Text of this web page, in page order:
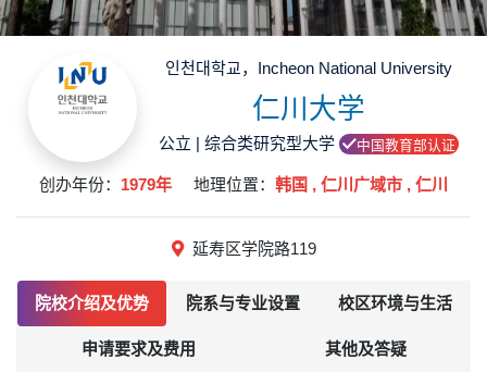
인천대학교，Incheon National University
仁川大学
公立 | 综合类研究型大学 中国教育部认证
创办年份： 1979年 地理位置： 韩国 , 仁川广域市 , 仁川
延寿区学院路119
院校介绍及优势 院系与专业设置 校区环境与生活
申请要求及费用 其他及答疑